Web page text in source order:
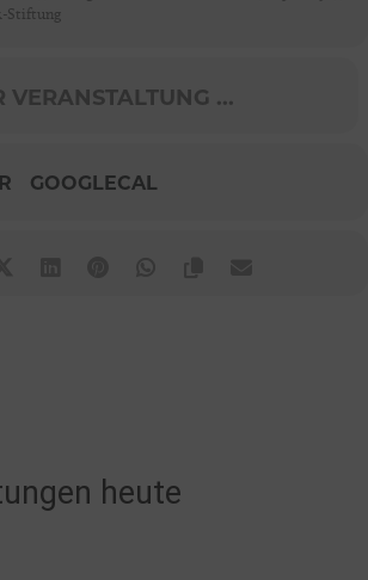
Stiftung
VERANSTALTUNG ...
GOOGLECAL
heute